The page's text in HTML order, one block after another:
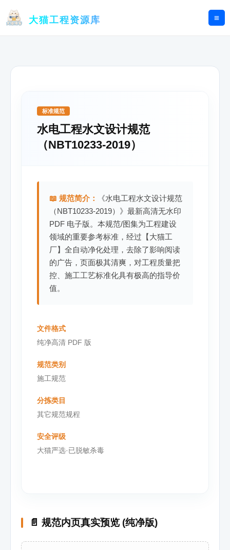
大猫工程资源库
标准规范
水电工程水文设计规范
（NBT10233-2019）
📖 规范简介：
《水电工程水文设计规范
（NBT10233-2019）》最新高清无水印
PDF 电子版。本规范/图集为工程建设
领域的重要参考标准，经过【大猫工
厂】全自动净化处理，去除了影响阅读
的广告，页面极其清爽，对工程质量把
控、施工工艺标准化具有极高的指导价
值。
文件格式
纯净高清 PDF 版
规范类别
施工规范
分拣类目
其它规范规程
安全评级
大猫严选·已脱敏杀毒
📄 规范内页真实预览 (纯净版)